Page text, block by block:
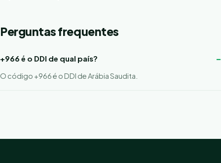
Perguntas frequentes
+966 é o DDI de qual país?
O código +966 é o DDI de Arábia Saudita.